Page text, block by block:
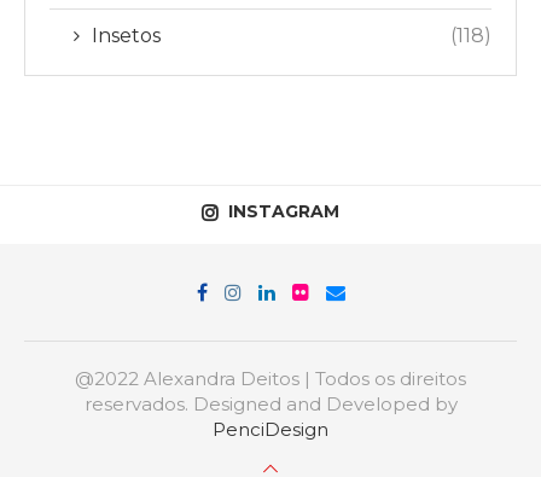
Insetos (118)
INSTAGRAM
@2022 Alexandra Deitos | Todos os direitos
reservados. Designed and Developed by
PenciDesign